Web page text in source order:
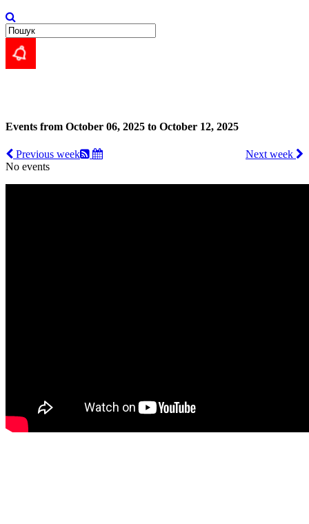
Events from October 06, 2025 to October 12, 2025
Previous week
Next week
No events